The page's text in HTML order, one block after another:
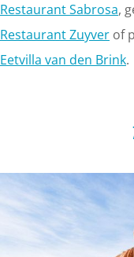
Restaurant Sabrosa,
Restaurant Zuyver of
Eetvilla van den Brink.